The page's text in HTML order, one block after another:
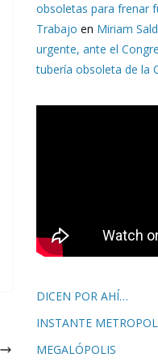
obsoletas para frenar
Trabajo en Miriam
urgente, ante el
tubería obsoleta de la
DICEN POR AHÍ…
INSTANTE
MEGALÓPOLIS